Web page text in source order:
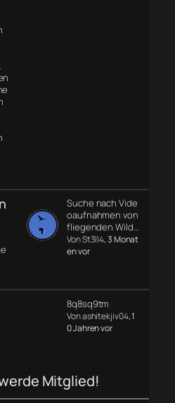
Suche nach Vide
oaufnahmen von
fliegenden Wild…
Von St3ll4, 3 Monat
en vor
8q8sq9tm
Von ashitekjiv04, 1
0 Jahren vor
Mitglied!